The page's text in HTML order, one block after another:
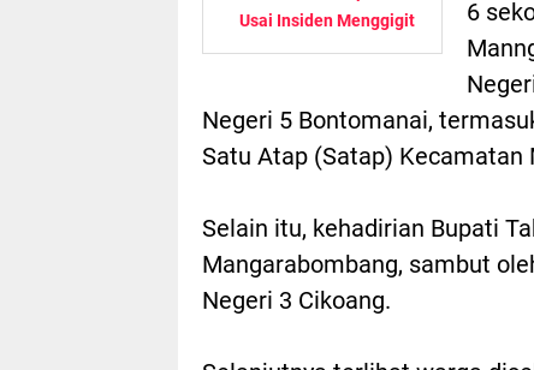
Usai Insiden Menggigit
6
Negeri 5 Bontomanai,
Satu Atap (Satap) Kecamatan
Selain itu, kehadirian Bupati
Mangarabombang, sambut
Negeri 3 Cikoang.